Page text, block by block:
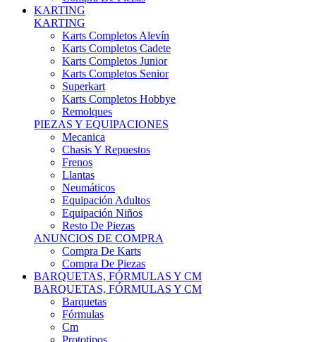
KARTING
KARTING
Karts Completos Alevín
Karts Completos Cadete
Karts Completos Junior
Karts Completos Senior
Superkart
Karts Completos Hobbye
Remolques
PIEZAS Y EQUIPACIONES
Mecanica
Chasis Y Repuestos
Frenos
Llantas
Neumáticos
Equipación Adultos
Equipación Niños
Resto De Piezas
ANUNCIOS DE COMPRA
Compra De Karts
Compra De Piezas
BARQUETAS, FÓRMULAS Y CM
BARQUETAS, FÓRMULAS Y CM
Barquetas
Fórmulas
Cm
Prototipos